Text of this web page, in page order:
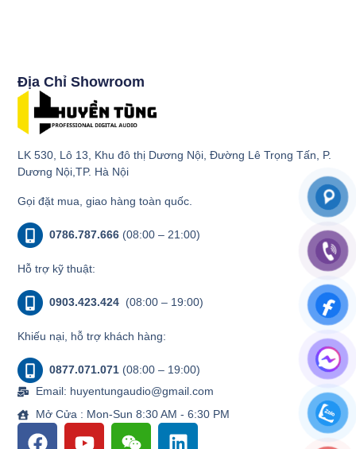
Địa Chỉ Showroom
LK 530, Lô 13, Khu đô thị Dương Nội, Đường Lê Trọng Tấn, P.
Dương Nội,TP. Hà Nội
Gọi đặt mua, giao hàng toàn quốc.
0786.787.666 (08:00 – 21:00)
Hỗ trợ kỹ thuật:
0903.423.424 (08:00 – 19:00)
Khiếu nại, hỗ trợ khách hàng:
0877.071.071 (08:00 – 19:00)
Email: huyentungaudio@gmail.com
Mở Cửa : Mon-Sun 8:30 AM - 6:30 PM